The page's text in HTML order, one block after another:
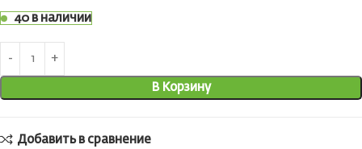
40 в наличии
В Корзину
Добавить в сравнение